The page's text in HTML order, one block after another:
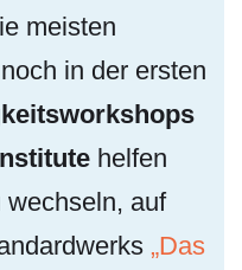
meisten
in der ersten
helfen
wechseln, auf
„Das